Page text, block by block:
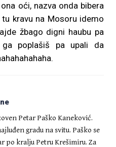
oći, nazva onda bibera
kravu na Mosoru idemo
žbago digni haubu pa
poplašiš pa upali da
Petar Paško Kaneković.
gradu na svitu. Paško se
po kralju Petru Krešimiru. Za